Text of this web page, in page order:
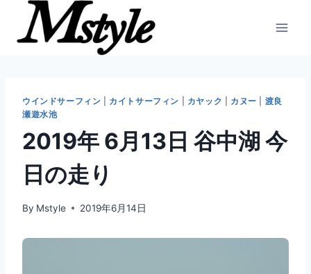
ウインドサーフィン カイトサーフィン カヤック カヌー
渡良
瀬遊水池
2019年 6月13日 谷中湖 今
日の走り
By Mstyle 2019年6月14日